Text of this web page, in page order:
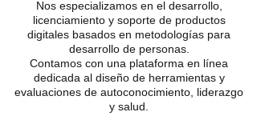
Nos especializamos en el desarrollo,
licenciamiento y soporte de productos
digitales basados en metodologías para
desarrollo de personas.
Contamos con una plataforma en línea
dedicada al diseño de herramientas y
evaluaciones de autoconocimiento, liderazgo
y salud.